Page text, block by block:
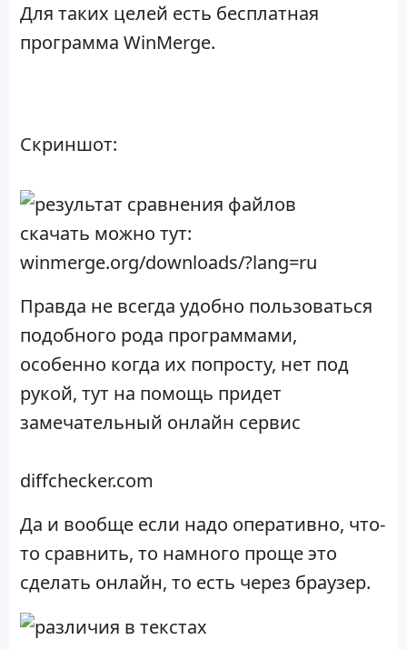
Для таких целей есть бесплатная
программа WinMerge.
Скриншот:
скачать можно тут:
winmerge.org/downloads/?lang=ru
Правда не всегда удобно пользоваться
подобного рода программами,
особенно когда их попросту, нет под
рукой, тут на помощь придет
замечательный онлайн сервис
diffchecker.com
Да и вообще если надо оперативно, что-
то сравнить, то намного проще это
сделать онлайн, то есть через браузер.